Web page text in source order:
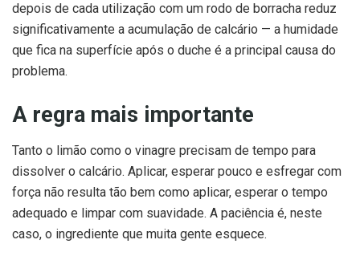
depois de cada utilização com um rodo de borracha reduz
significativamente a acumulação de calcário — a humidade
que fica na superfície após o duche é a principal causa do
problema.
A regra mais importante
Tanto o limão como o vinagre precisam de tempo para
dissolver o calcário. Aplicar, esperar pouco e esfregar com
força não resulta tão bem como aplicar, esperar o tempo
adequado e limpar com suavidade. A paciência é, neste
caso, o ingrediente que muita gente esquece.